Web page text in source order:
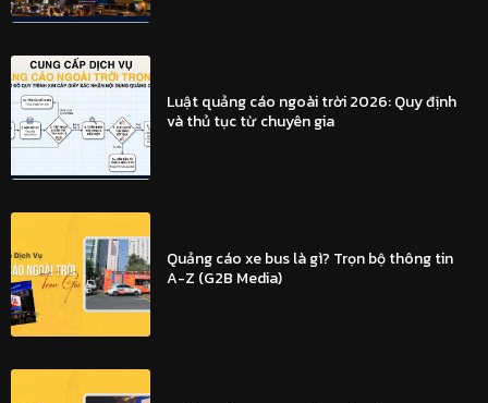
Luật quảng cáo ngoài trời 2026: Quy định
và thủ tục từ chuyên gia
Quảng cáo xe bus là gì? Trọn bộ thông tin
A-Z (G2B Media)